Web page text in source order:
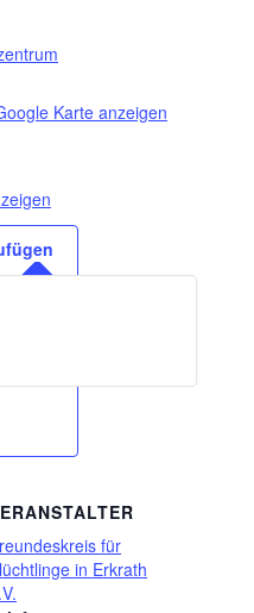
Karte anzeigen
für
in Erkrath